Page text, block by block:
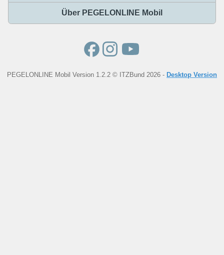
Über PEGELONLINE Mobil
PEGELONLINE Mobil Version 1.2.2 © ITZBund 2026 - Desktop Version